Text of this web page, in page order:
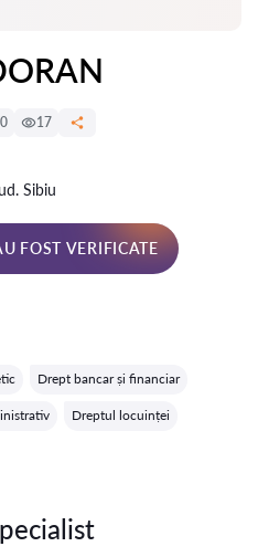
0 17
Sibiu
FOST VERIFICATE
Drept bancar și financiar
Dreptul locuinței